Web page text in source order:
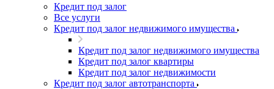
Кредит под залог
Все услуги
Кредит под залог недвижимого имущества
Кредит под залог недвижимого имущества
Кредит под залог квартиры
Кредит под залог недвижимости
Кредит под залог автотранспорта